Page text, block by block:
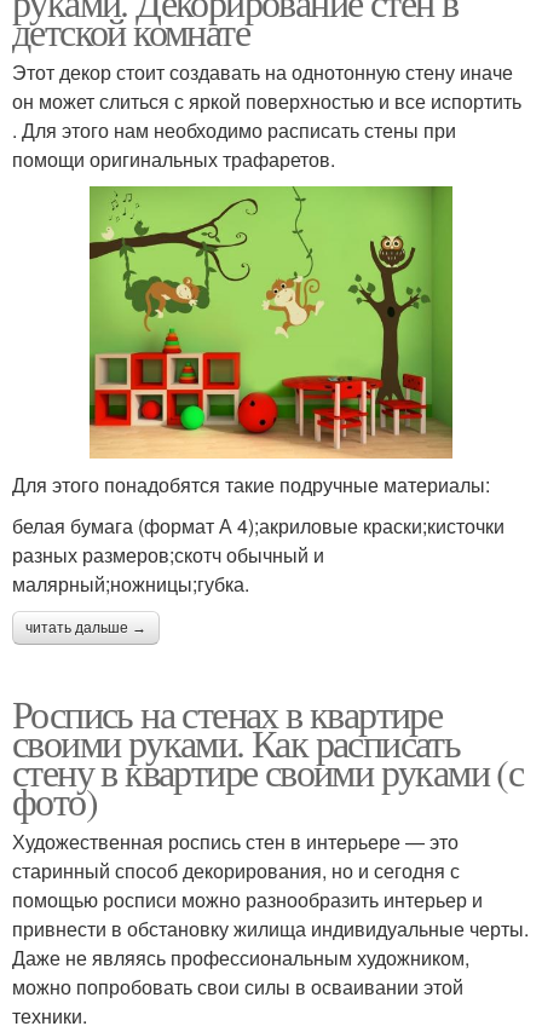
детской комнате
Этот декор стоит создавать на однотонную стену иначе
он может слиться с яркой поверхностью и все испортить
. Для этого нам необходимо расписать стены при
помощи оригинальных трафаретов.
Для этого понадобятся такие подручные материалы:
белая бумага (формат А 4);акриловые краски;кисточки
разных размеров;скотч обычный и
малярный;ножницы;губка.
читать дальше →
Роспись на стенах в квартире
своими руками. Как расписать
стену в квартире своими руками (с
фото)
Художественная роспись стен в интерьере — это
старинный способ декорирования, но и сегодня с
помощью росписи можно разнообразить интерьер и
привнести в обстановку жилища индивидуальные черты.
Даже не являясь профессиональным художником,
можно попробовать свои силы в осваивании этой
техники.